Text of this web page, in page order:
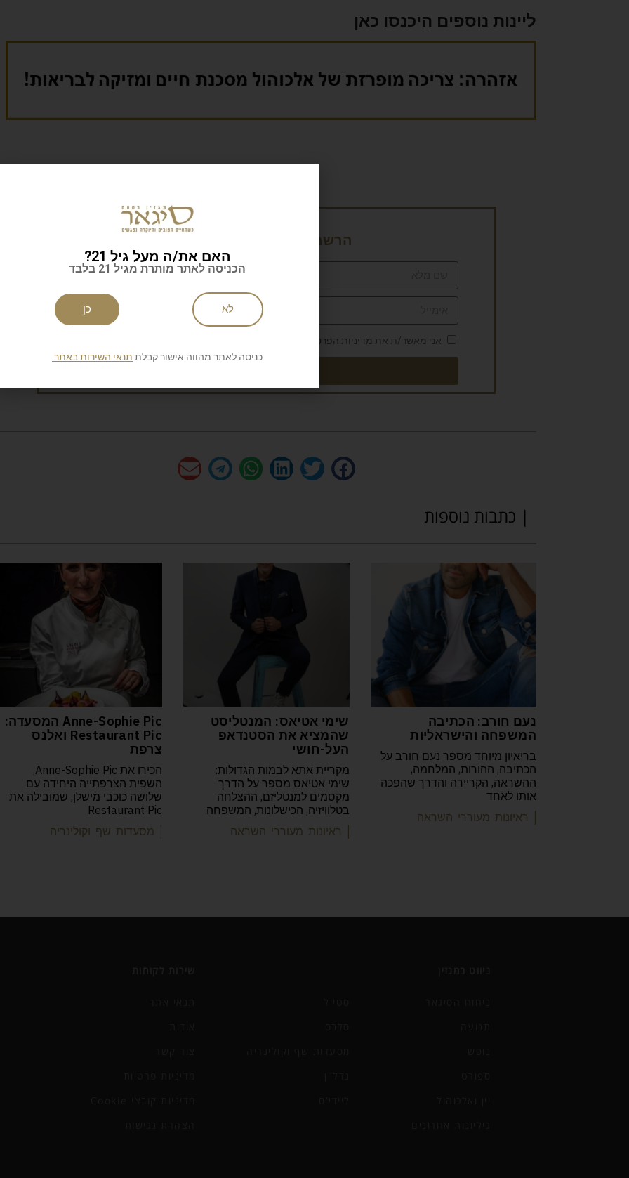
ליינות נוספים היכנסו כאן
הרשמה לניוזלטר של סיגאר
אני מאשר/ת את מדיניות הפרטיות
| כתבות נוספות
נעם חורב: הכתיבה
המשפחה והישראליות
בריאיון מיוחד מספר נעם חורב על
הכתיבה, ההורות, המלחמה,
ההשראה, הקריירה והדרך שהפכה
אותו לאחד
| ראיונות מעוררי השראה
שימי אטיאס: המנטליסט
שהמציא את הסטנדאפ
העל-חושי
מקריית אתא לבמות הגדולות:
שימי אטיאס מספר על הדרך
מקסמים למנטליזם, ההצלחה
בטלוויזיה, הכישלונות, המשפחה
| ראיונות מעוררי השראה
Anne-Sophie Pic המסעדה:
Restaurant Pic ואלנס
צרפת
הכירו את Anne-Sophie Pic,
השפית הצרפתייה היחידה עם
שלושה כוכבי מישלן, שמובילה את
Restaurant Pic
| מסעדות שף וקולינריה
האם את/ה מעל גיל 21?
הכניסה לאתר מותרת מגיל 21 בלבד
לא כן
כניסה לאתר מהווה אישור קבלת תנאי השירות באתר.